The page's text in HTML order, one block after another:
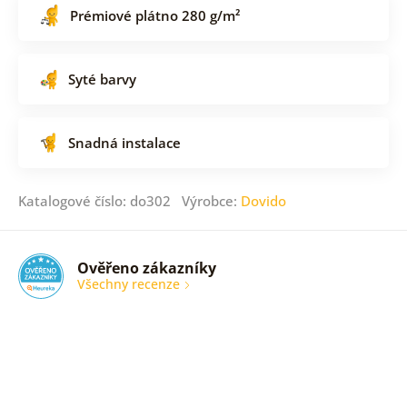
Prémiové plátno 280 g/m²
Syté barvy
Snadná instalace
Katalogové číslo: do302 Výrobce: Dovido
Ověřeno zákazníky
Všechny recenze